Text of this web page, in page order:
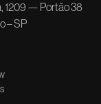
1209 — Portão 38
– SP